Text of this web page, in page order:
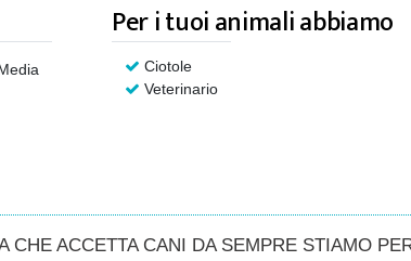
Per i tuoi animali abbiamo
Ciotole
Veterinario
CHE ACCETTA CANI DA SEMPRE STIAMO